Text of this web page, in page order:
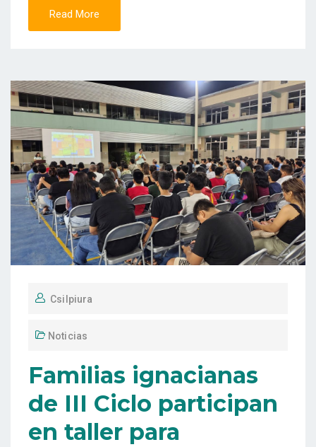
Read More
Csilpiura
Noticias
Familias ignacianas
de III Ciclo participan
en taller para